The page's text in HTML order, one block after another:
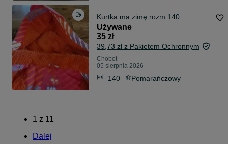
Kurtka ma zimę rozm 140
Używane
35 zł
39,73 zł z Pakietem Ochronnym
Chobot
05 sierpnia 2026
140 Pomarańczowy
1 z 11
Dalej